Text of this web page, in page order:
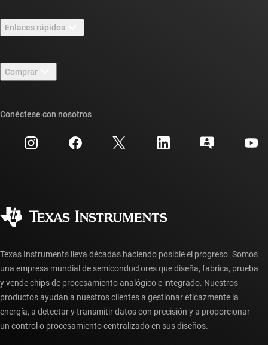
Carreras laborales
Sala de redacción
Eventos
Relaciones con los inversionistas
Enlaces rápidos
Foros de soporte de diseño de TI E2E™
Búsqueda de referencias cruzadas
Centro de atención al cliente
Preguntas frecuentes sobre la cuenta myTI
Comprar
Preguntas frecuentes sobre pedidos
Conéctese con nosotros
Texas Instruments lleva décadas haciendo posible el progreso. Somos
una empresa mundial de semiconductores que diseña, fabrica, prueba
y vende chips de procesamiento analógico e integrado. Nuestros
productos ayudan a nuestros clientes a gestionar eficazmente la
energía, a detectar y transmitir datos con precisión y a proporcionar
un control o procesamiento centralizado en sus diseños.